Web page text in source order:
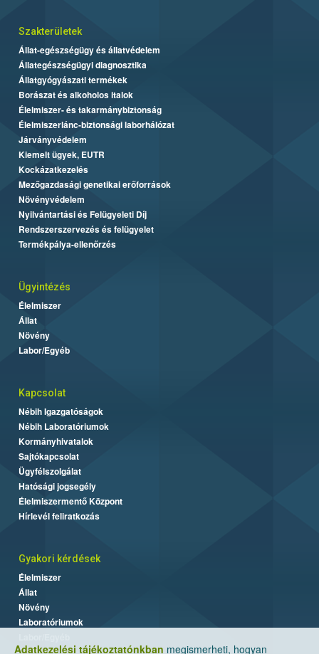
Adatkezelési tájékoztatónkban megismerheti, hogyan
Szakterületek
Állat-egészségügy és állatvédelem
Állategészségügyi diagnosztika
Állatgyógyászati termékek
Borászat és alkoholos italok
Élelmiszer- és takarmánybiztonság
Élelmiszerlánc-biztonsági laborhálózat
Járványvédelem
Kiemelt ügyek, EUTR
Kockázatkezelés
Mezőgazdasági genetikai erőforrások
Növényvédelem
Nyilvántartási és Felügyeleti Díj
Rendszerszervezés és felügyelet
Termékpálya-ellenőrzés
Ügyintézés
Élelmiszer
Állat
Növény
Labor/Egyéb
Kapcsolat
Nébih Igazgatóságok
Nébih Laboratóriumok
Kormányhivatalok
Sajtókapcsolat
Ügyfélszolgálat
Hatósági jogsegély
Élelmiszermentő Központ
Hírlevél feliratkozás
Gyakori kérdések
Élelmiszer
Állat
Növény
Laboratóriumok